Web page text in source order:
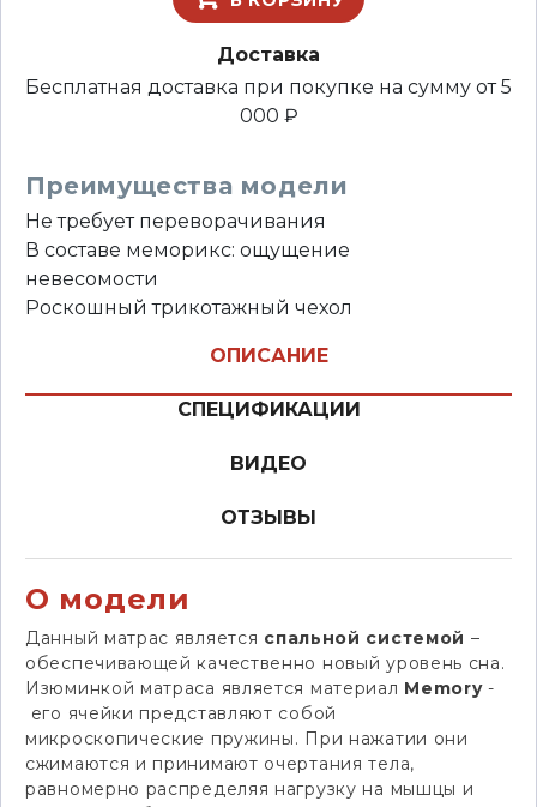
Доставка
Бесплатная доставка при покупке на сумму от 5
000 ₽
Преимущества модели
Не требует переворачивания
В составе меморикс: ощущение
невесомости
Роскошный трикотажный чехол
ОПИСАНИЕ
СПЕЦИФИКАЦИИ
ВИДЕО
ОТЗЫВЫ
О модели
Данный матрас является спальной системой –
обеспечивающей качественно новый уровень сна.
Изюминкой матраса является материал Memory-
его ячейки представляют собой
микроскопические пружины. При нажатии они
сжимаются и принимают очертания тела,
равномерно распределяя нагрузку на мышцы и